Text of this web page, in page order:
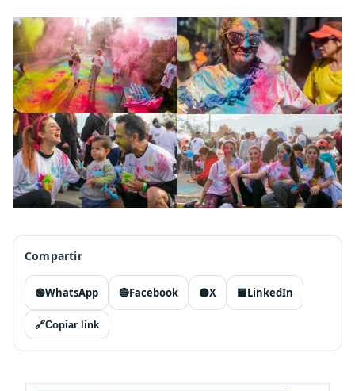
Compartir
🟢WhatsApp 🔵Facebook ⚫X 🟦LinkedIn
🔗Copiar link